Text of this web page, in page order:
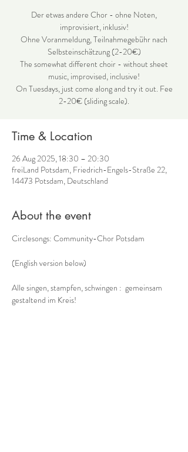
Der etwas andere Chor - ohne Noten,
improvisiert, inklusiv!
Ohne Voranmeldung, Teilnahmegebühr nach
Selbsteinschätzung (2-20€)
The somewhat different choir - without sheet
music, improvised, inclusive!
On Tuesdays, just come along and try it out. Fee
2-20€ (sliding scale).
Time & Location
26 Aug 2025, 18:30 – 20:30
freiLand Potsdam, Friedrich-Engels-Straße 22,
14473 Potsdam, Deutschland
About the event
Circlesongs: Community-Chor Potsdam
(English version below)
Alle singen, stampfen, schwingen :  gemeinsam
gestaltend im Kreis!